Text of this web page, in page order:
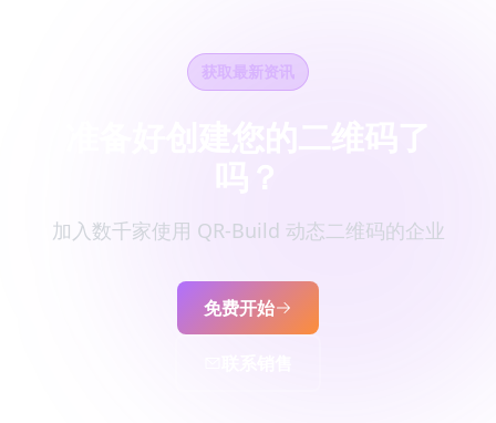
获取最新资讯
加入数千家使用 QR-Build 动态二维码的企业
免费开始